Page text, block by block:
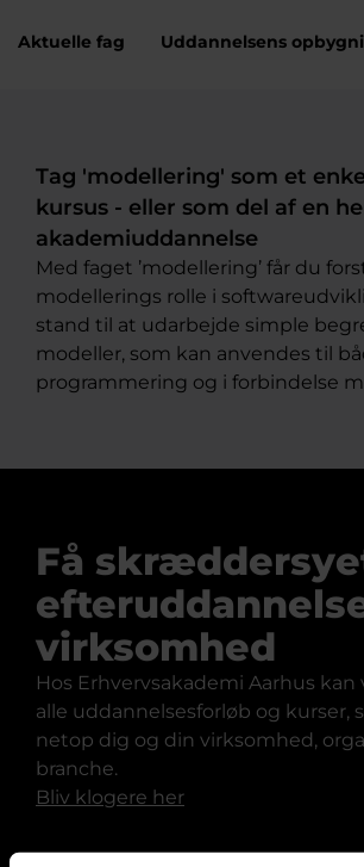
Aktuelle fag Uddannelsens
Tag 'modellering' som et
kursus - eller som del af en
akademiuddannelse
Med faget ’modellering’ får du
modellerings rolle i
stand til at udarbejde simple
modeller, som kan anvendes til
programmering og i forbindelse
Få
virksomhed
Hos Erhvervsakademi Aarhus
alle uddannelsesforløb og kurser,
netop dig og din virksomhed,
branche.
Bliv klogere her